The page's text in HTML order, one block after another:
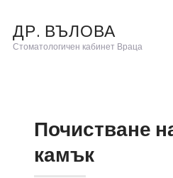
ДР. ВЪЛОВА
Стоматологичен кабинет Враца
Почистване
камък
ДР.
ЕКИП
УСЛУГИ
ПОЛЕЗНО